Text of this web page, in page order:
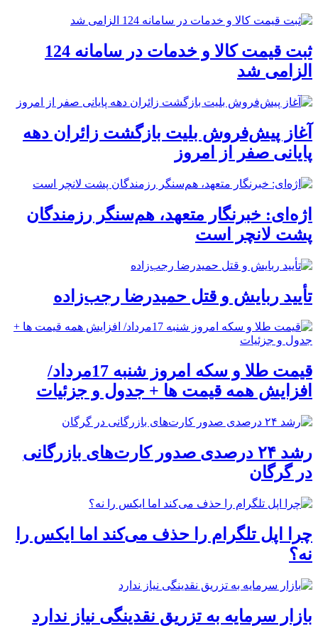
ثبت قیمت کالا و خدمات در سامانه 124
الزامی شد
آغاز پیش‌فروش بلیت بازگشت زائران دهه
پایانی صفر از امروز
اژه‌ای: خبرنگار متعهد، هم‌سنگر رزمندگان
پشت لانچر است
تأیید ربایش و قتل حمیدرضا رجب‌زاده
قیمت طلا و سکه امروز شنبه 17مرداد/
افزایش همه قیمت ها + جدول و جزئیات
رشد ۲۴ درصدی صدور کارت‌های بازرگانی
در گرگان
چرا اپل تلگرام را حذف می‌کند اما ایکس را
نه؟
بازار سرمایه به تزریق نقدینگی نیاز ندارد